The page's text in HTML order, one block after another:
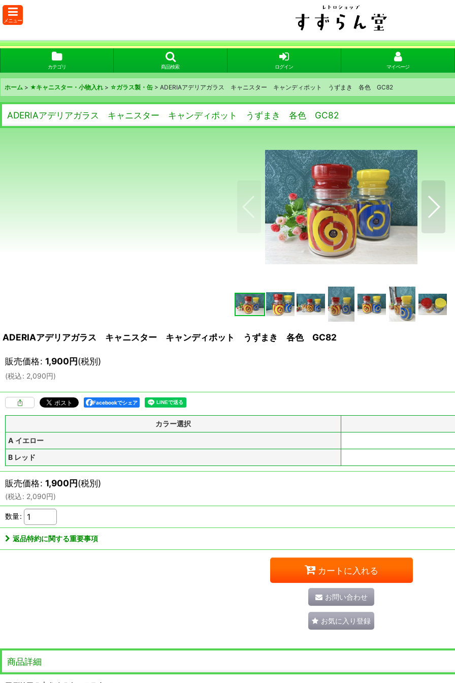
メニュー
カテゴリ 商品検索 ログイン マイページ
ホーム > ★キャニスター・小物入れ > ☆ガラス製・缶 > ADERIAアデリアガラス キャニスター キャンディポット うずまき 各色 GC82
ADERIAアデリアガラス キャニスター キャンディポット うずまき 各色 GC82
ADERIAアデリアガラス キャニスター キャンディポット うずまき 各色 GC82
販売価格: 1,900円(税別)
(税込: 2,090円)
Facebookでシェア
カラー選択
A イエロー
B レッド
販売価格: 1,900円(税別)
(税込: 2,090円)
数量:
返品特約に関する重要事項
カートに入れる
お問い合わせ
お気に入り登録
商品詳細